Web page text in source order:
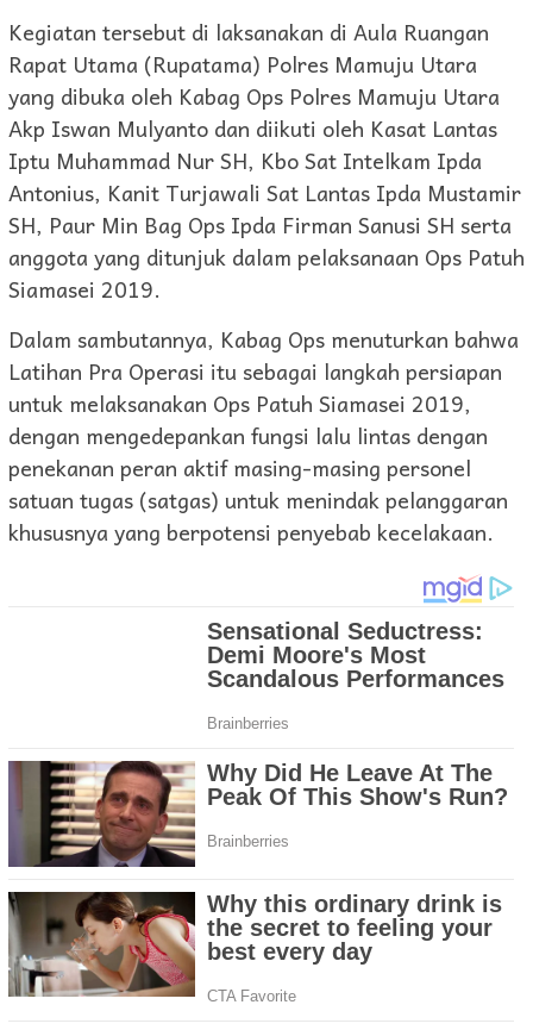
Kegiatan tersebut di laksanakan di Aula Ruangan
Rapat Utama (Rupatama) Polres Mamuju Utara
yang dibuka oleh Kabag Ops Polres Mamuju Utara
Akp Iswan Mulyanto dan diikuti oleh Kasat Lantas
Iptu Muhammad Nur SH, Kbo Sat Intelkam Ipda
Antonius, Kanit Turjawali Sat Lantas Ipda Mustamir
SH, Paur Min Bag Ops Ipda Firman Sanusi SH serta
anggota yang ditunjuk dalam pelaksanaan Ops Patuh
Siamasei 2019.
Dalam sambutannya, Kabag Ops menuturkan bahwa
Latihan Pra Operasi itu sebagai langkah persiapan
untuk melaksanakan Ops Patuh Siamasei 2019,
dengan mengedepankan fungsi lalu lintas dengan
penekanan peran aktif masing-masing personel
satuan tugas (satgas) untuk menindak pelanggaran
khususnya yang berpotensi penyebab kecelakaan.